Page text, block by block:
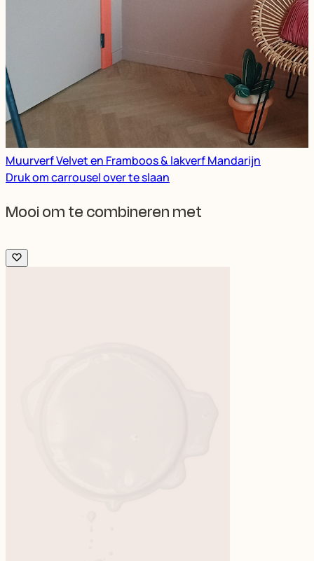
Muurverf Velvet en Framboos & lakverf Mandarijn
Druk om carrousel over te slaan
Mooi om te combineren met